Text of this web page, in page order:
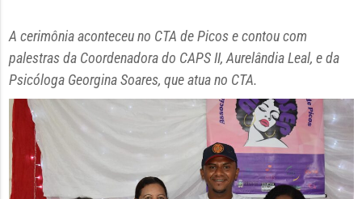
A cerimônia aconteceu no CTA de Picos e contou com
palestras da Coordenadora do CAPS II, Aurelândia Leal, e da
Psicóloga Georgina Soares, que atua no CTA.